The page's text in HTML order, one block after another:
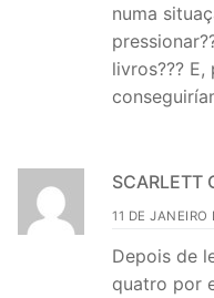
numa
livros???
SCARLETT
11 DE
Depois de
quatro por